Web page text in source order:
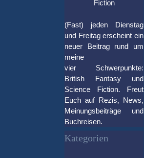
Fiction
(Fast) jeden Dienstag
und Freitag erscheint ein
neuer Beitrag rund um
meine
vier Schwerpunkte:
British Fantasy und
Science Fiction. Freut
Euch auf Rezis, News,
Meinungsbeiträge und
Buchreisen.
Kategorien